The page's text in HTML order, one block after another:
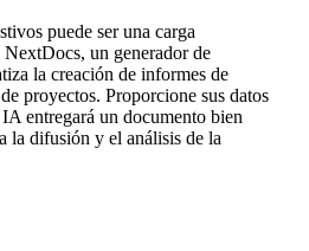
puede ser una carga
un generador de
la creación de informes de
proyectos. Proporcione sus datos
entregará un documento bien
la difusión y el análisis de la